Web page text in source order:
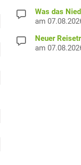
Was das
am
Neuer
am